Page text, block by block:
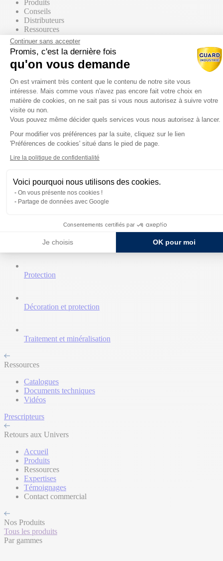
Produits
Conseils
Distributeurs
Ressources
Contact commercial
Nos Produits
Tous les produits
Par supports
Mur / Façade
Toiture
Par gammes
Nettoyant et décapant
Protection
Décoration et protection
Traitement et minéralisation
Ressources
Catalogues
Documents techniques
Vidéos
Prescripteurs
Retours aux Univers
Accueil
Produits
Ressources
Expertises
Témoignages
Contact commercial
Nos Produits
Tous les produits
Par gammes
Continuer sans accepter
Promis, c'est la dernière fois
qu'on vous demande
Plateforme de Gestion du
On est vraiment très content que le contenu de notre site vous
intéresse. Mais comme vous n'avez pas encore fait votre choix en
matière de cookies, on ne sait pas si vous nous autorisez à suivre votre
visite ou non.
Vous pouvez même décider quels services vous nous autorisez à lancer.
Pour modifier vos préférences par la suite, cliquez sur le lien
'Préférences de cookies' situé dans le pied de page.
Lire la politique de confidentialité
Voici pourquoi nous utilisons des cookies.
On vous présente nos cookies !
Partage de données avec Google
Consentements certifiés par
Je choisis OK pour moi
Axeptio consent